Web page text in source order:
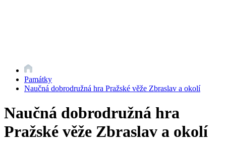
Památky
Naučná dobrodružná hra Pražské věže Zbraslav a okolí
Naučná dobrodružná hra
Pražské věže Zbraslav a okolí